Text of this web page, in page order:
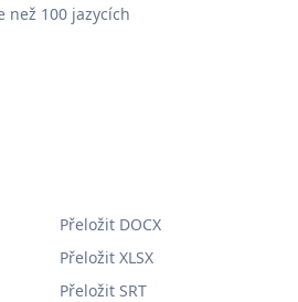
než 100 jazycích
Přeložit DOCX
Přeložit XLSX
Přeložit SRT